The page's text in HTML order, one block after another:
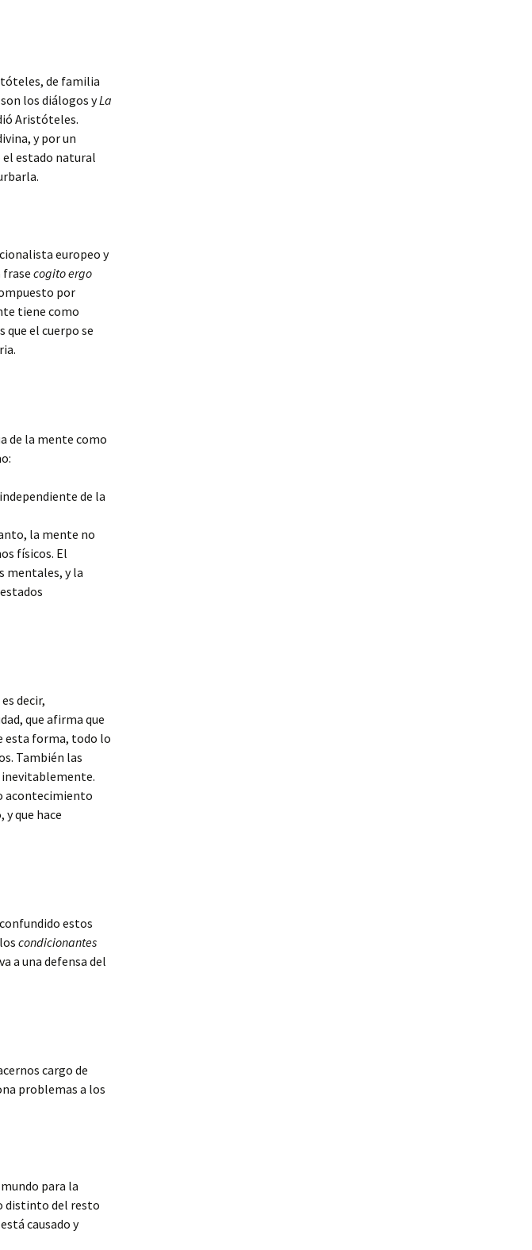
de familia
los diálogos yLa
Aristóteles.
y por un
el estado natural
europeo y
cogito ergo
por
tiene como
el cuerpo se
de la mente como
de la
la mente no
físicos. El
mentales, y la
decir,
que afirma que
esta forma, todo lo
También las
inevitablemente.
acontecimiento
y que hace
estos
condicionantes
a una defensa del
cargo de
problemas a los
para la
distinto del resto
causado y